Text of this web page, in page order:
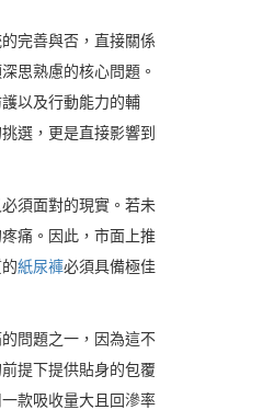
完善與否，直接關係
思熟慮的核心問題。
以及行動能力的輔
選，更是直接影響到
須面對的現實。若未
痛。因此，市面上推
紙尿褲必須具備極佳
問題之一，因為這不
提下提供貼身的包覆
款吸收量大且回滲率